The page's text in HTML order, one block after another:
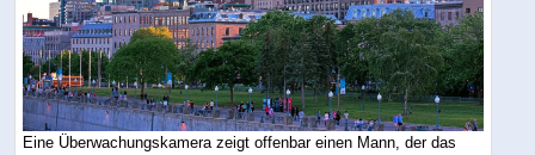
Eine Überwachungskamera zeigt offenbar einen Mann, der das